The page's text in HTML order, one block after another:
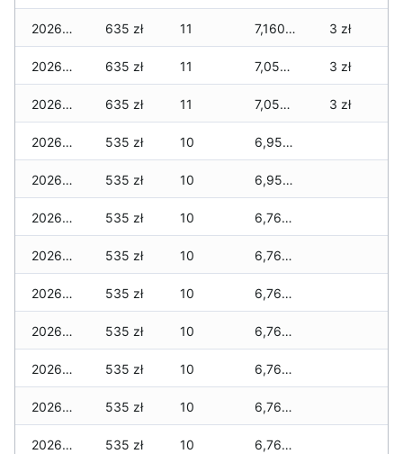
2026-07-24 635 zł 11 7,160 zł 3 zł
2026-07-23 635 zł 11 7,055 zł 3 zł
2026-07-22 635 zł 11 7,055 zł 3 zł
2026-07-21 535 zł 10 6,955 zł
2026-07-20 535 zł 10 6,955 zł
2026-07-18 535 zł 10 6,765 zł
2026-07-17 535 zł 10 6,765 zł
2026-07-16 535 zł 10 6,765 zł
2026-07-15 535 zł 10 6,765 zł
2026-07-14 535 zł 10 6,765 zł
2026-07-13 535 zł 10 6,765 zł
2026-07-12 535 zł 10 6,765 zł